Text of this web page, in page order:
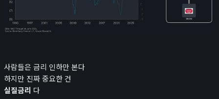
사람들은 금리 인하만 본다
하지만 진짜 중요한 건
실질금리 다